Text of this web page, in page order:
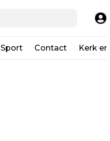
Sport Contact Kerk